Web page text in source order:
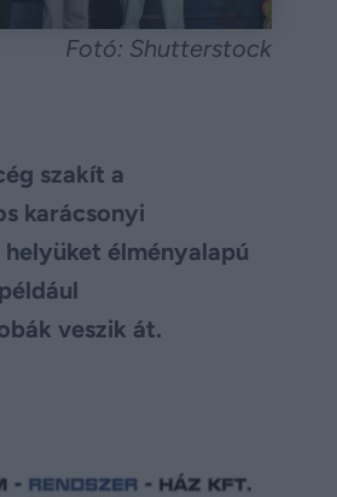
Fotó: Shutterstock
szakít a
karácsonyi
élményalapú
veszik át.